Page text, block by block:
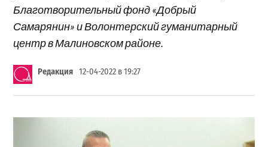
Благотворительный фонд «Добрый
Самарянин» и Волонтерский гуманитарный
центр в Малиновском районе.
Редакция 12-04-2022 в 19:27